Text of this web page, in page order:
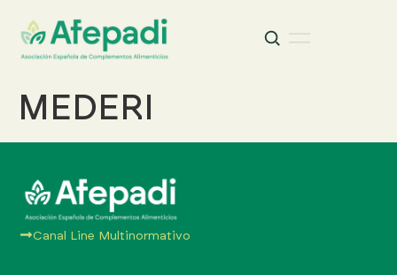
Buscar
MEDERI
Canal Line Multinormativo